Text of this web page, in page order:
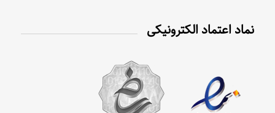
نماد اعتماد الکترونیکی